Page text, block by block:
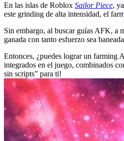
En las islas de Roblox Sailor Piece,
este grinding de alta intensidad, el
Sin embargo, al buscar guías AFK, a
ganada con tanto esfuerzo sea
Entonces, ¿puedes lograr un farming
integrados en el juego, combinados
sin scripts” para ti!